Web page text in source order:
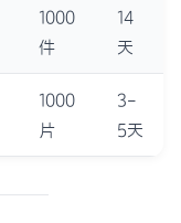
1000
件
14
天
1000
片
3-
5天